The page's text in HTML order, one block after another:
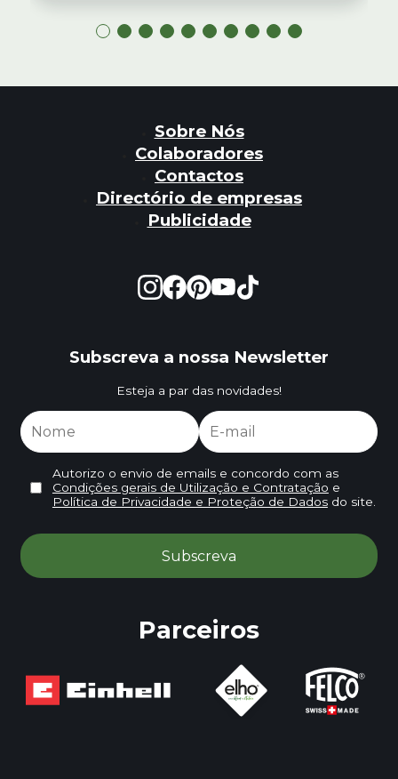
Sobre Nós
Colaboradores
Contactos
Directório de empresas
Publicidade
Subscreva a nossa Newsletter
Esteja a par das novidades!
Autorizo o envio de emails e concordo com as
Condições gerais de Utilização e Contratação e
Política de Privacidade e Proteção de Dadosdo site.
Parceiros